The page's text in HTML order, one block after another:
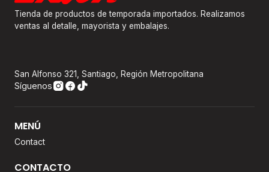
Tienda de productos de temporada importados. Realizamos
ventas al detalle, mayorista y embalajes.
San Alfonso 321, Santiago, Región Metropolitana
Síguenos
MENÚ
Contact
CONTACTO